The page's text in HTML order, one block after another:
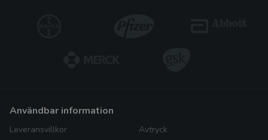
användbar information
Leveransvillkor
Avtryck